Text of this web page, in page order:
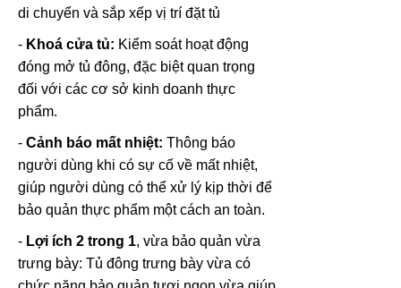
di chuyển và sắp xếp vị trí đặt tủ
- Khoá cửa tủ: Kiểm soát hoạt động
đóng mở tủ đông, đặc biệt quan trọng
đối với các cơ sở kinh doanh thực
phẩm.
- Cảnh báo mất nhiệt: Thông báo
người dùng khi có sự cố về mất nhiệt,
giúp người dùng có thể xử lý kịp thời để
bảo quản thực phẩm một cách an toàn.
- Lợi ích 2 trong 1, vừa bảo quản vừa
trưng bày: Tủ đông trưng bày vừa có